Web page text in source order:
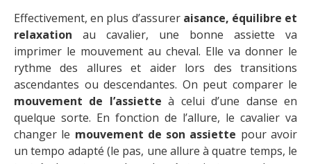
Effectivement, en plus d’assurer aisance, équilibre et
relaxation au cavalier, une bonne assiette va
imprimer le mouvement au cheval. Elle va donner le
rythme des allures et aider lors des transitions
ascendantes ou descendantes. On peut comparer le
mouvement de l’assiette à celui d’une danse en
quelque sorte. En fonction de l’allure, le cavalier va
changer le mouvement de son assiette pour avoir
un tempo adapté (le pas, une allure à quatre temps, le